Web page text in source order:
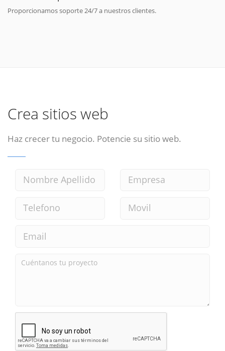
Proporcionamos soporte 24/7 a nuestros clientes.
Crea sitios web
Haz crecer tu negocio. Potencie su sitio web.